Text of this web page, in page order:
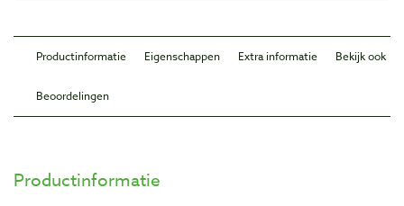
Productinformatie Eigenschappen Extra informatie Bekijk ook
Beoordelingen
Productinformatie